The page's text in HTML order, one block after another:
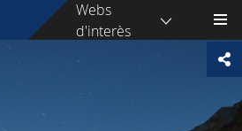
Webs
d'interès